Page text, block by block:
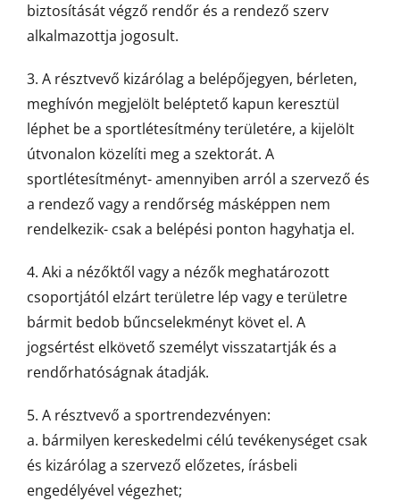
biztosítását végző rendőr és a rendező szerv
alkalmazottja jogosult.
3. A résztvevő kizárólag a belépőjegyen, bérleten,
meghívón megjelölt beléptető kapun keresztül
léphet be a sportlétesítmény területére, a kijelölt
útvonalon közelíti meg a szektorát. A
sportlétesítményt- amennyiben arról a szervező és
a rendező vagy a rendőrség másképpen nem
rendelkezik- csak a belépési ponton hagyhatja el.
4. Aki a nézőktől vagy a nézők meghatározott
csoportjától elzárt területre lép vagy e területre
bármit bedob bűncselekményt követ el. A
jogsértést elkövető személyt visszatartják és a
rendőrhatóságnak átadják.
5. A résztvevő a sportrendezvényen:
a. bármilyen kereskedelmi célú tevékenységet csak
és kizárólag a szervező előzetes, írásbeli
engedélyével végezhet;